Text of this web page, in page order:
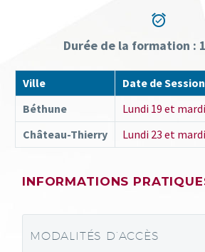


Durée de la formation :
Ville
Date de Session
Béthune
Lundi 19 et
Château-Thierry
Lundi 23 et
INFORMATIONS
MODALITÉS D’ACCÈS